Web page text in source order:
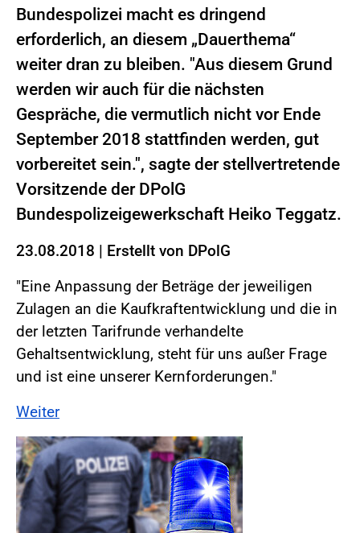
Bundespolizei macht es dringend
erforderlich, an diesem „Dauerthema“
weiter dran zu bleiben. "Aus diesem Grund
werden wir auch für die nächsten
Gespräche, die vermutlich nicht vor Ende
September 2018 stattfinden werden, gut
vorbereitet sein.", sagte der stellvertretende
Vorsitzende der DPolG
Bundespolizeigewerkschaft Heiko Teggatz.
23.08.2018 | Erstellt von DPolG
"Eine Anpassung der Beträge der jeweiligen
Zulagen an die Kaufkraftentwicklung und die in
der letzten Tarifrunde verhandelte
Gehaltsentwicklung, steht für uns außer Frage
und ist eine unserer Kernforderungen."
Weiter